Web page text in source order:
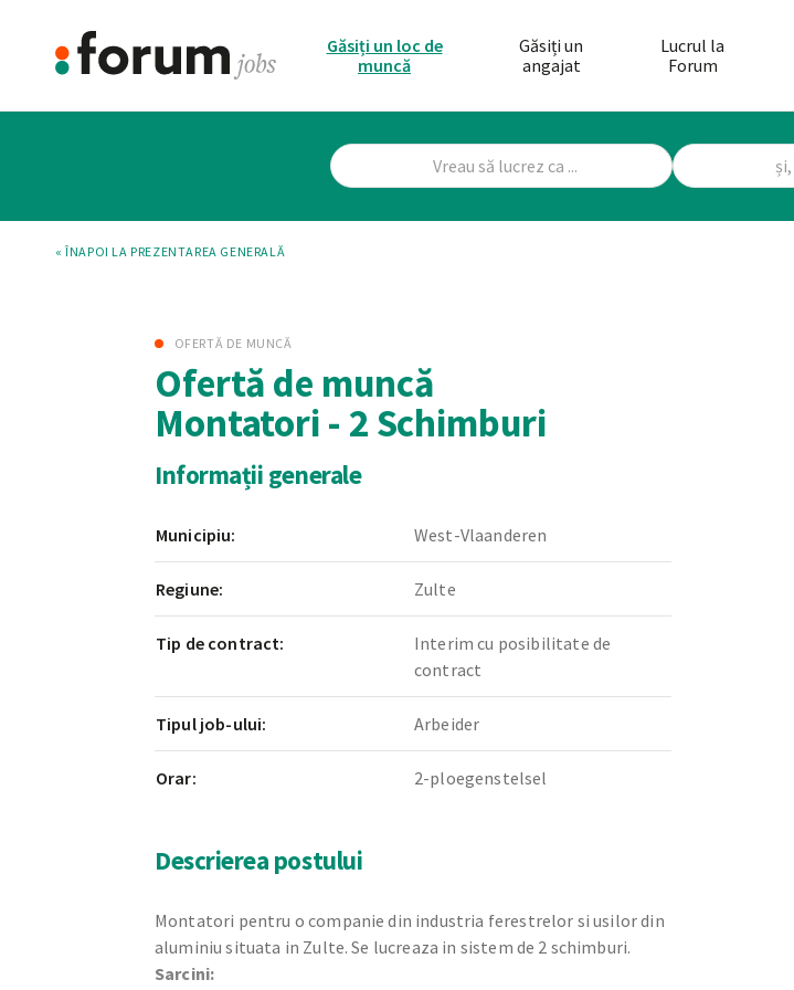
Găsiți un loc de
muncă
Găsiți un
angajat
Lucrul la
Forum
« ÎNAPOI LA PREZENTAREA GENERALĂ
OFERTĂ DE MUNCĂ
Ofertă de muncă
Montatori - 2 Schimburi
Informații generale
Municipiu: West-Vlaanderen
Regiune: Zulte
Tip de contract:
Interim cu posibilitate de
contract
Tipul job-ului: Arbeider
Orar: 2-ploegenstelsel
Descrierea postului
Montatori pentru o companie din industria ferestrelor si usilor din
aluminiu situata in Zulte. Se lucreaza in sistem de 2 schimburi.
Sarcini: